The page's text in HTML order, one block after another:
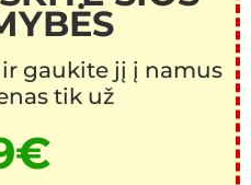
gaukite jį į namus
tik už